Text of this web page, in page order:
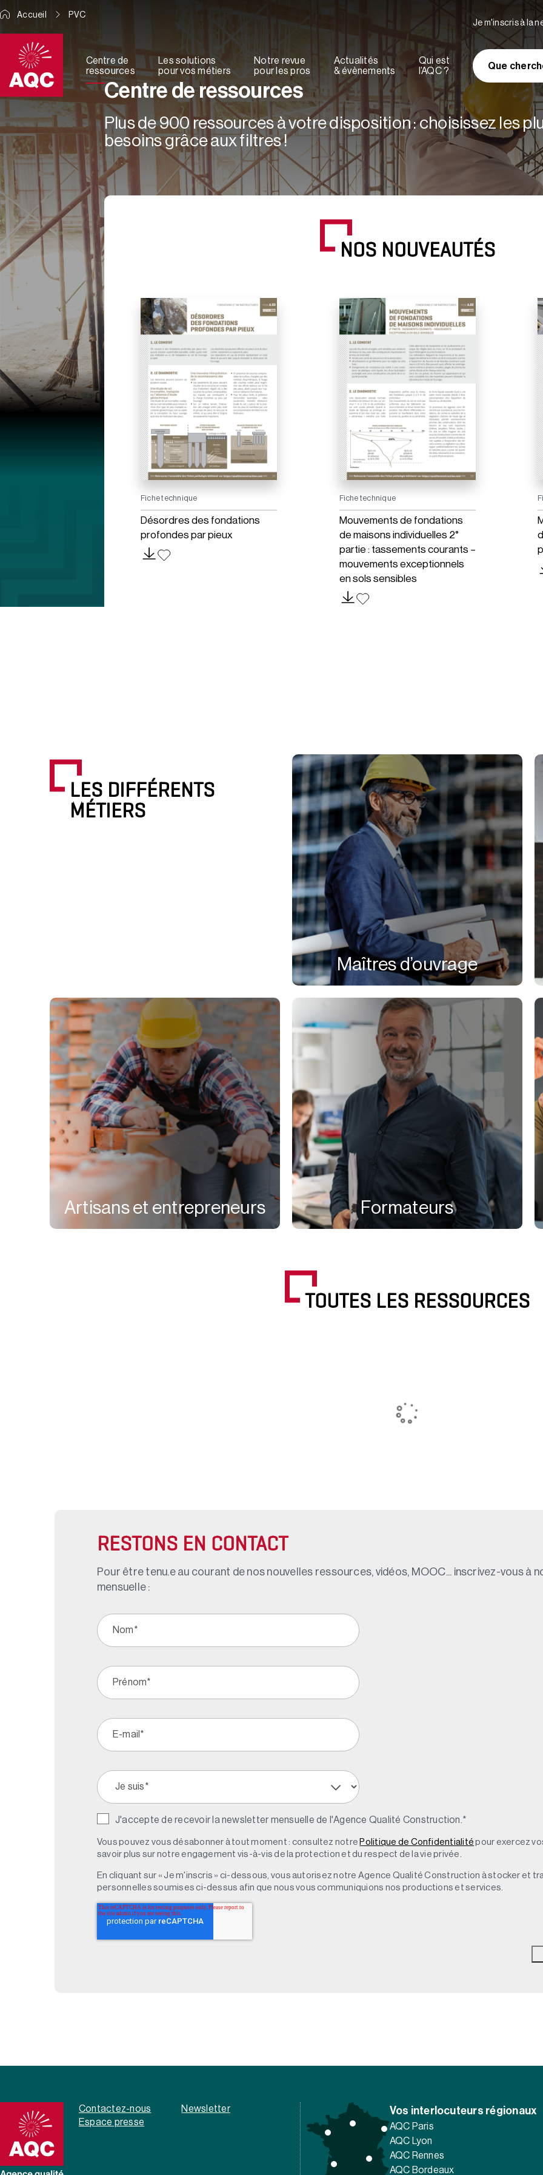
Centre de
ressources
Les solutions
pour vos métiers
Notre revue
pour les pros
Actualités
& évènements
Qui est
l’AQC ?
Je m'inscris à la
Que
Accueil PVC
Centre de ressources
Plus de 900 ressources à votre disposition : choisissez les
besoins grâce aux filtres !
NOS NOUVEAUTÉS
Fiche technique
Désordres des fondations
profondes par pieux
Fiche technique
Mouvements de fondations
de maisons individuelles 2°
partie : tassements courants –
mouvements exceptionnels
en sols sensibles
LES DIFFÉRENTS
MÉTIERS
Maîtres d’ouvrage
Artisans et entrepreneurs Formateurs
TOUTES LES RESSOURCES
RESTONS EN CONTACT
Pour être tenu.e au courant de nos nouvelles ressources, vidéos, MOOC... inscrivez-vous à
mensuelle :
J'accepte de recevoir la newsletter mensuelle de l'Agence Qualité Construction.*
Vous pouvez vous désabonner à tout moment : consultez notre Politique de Confidentialité pour exercez
savoir plus sur notre engagement vis-à-vis de la protection et du respect de la vie privée.
En cliquant sur « Je m'inscris » ci-dessous, vous autorisez notre Agence Qualité Construction à stocker et
personnelles soumises ci-dessus afin que nous vous communiquions nos productions et services.
Contactez-nous
Newsletter
Espace presse
Vos interlocuteurs régionaux
AQC Paris
AQC Lyon
AQC Rennes
AQC Bordeaux